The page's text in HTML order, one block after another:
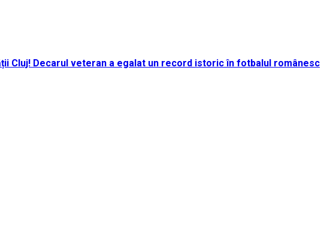
Cluj! Decarul veteran a egalat un record istoric în fotbalul românesc